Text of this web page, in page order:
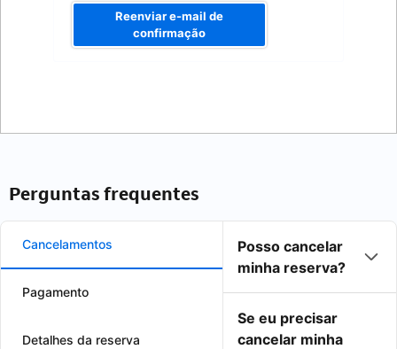
Reenviar e-mail de
confirmação
Perguntas frequentes
Cancelamentos
Pagamento
Detalhes da reserva
Posso cancelar
minha reserva?
Se eu precisar
cancelar minha